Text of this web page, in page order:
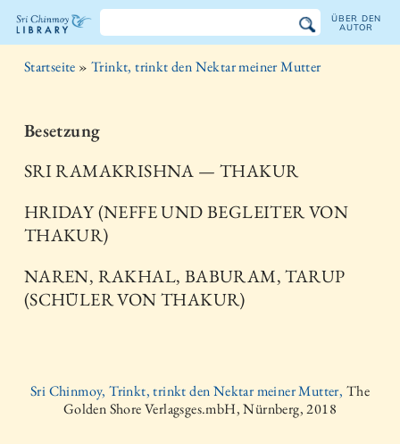
Sri
Bibliothek
ÜBER DEN
AUTOR
Startseite »Trinkt, trinkt den Nektar meiner Mutter
Besetzung
SRI RAMAKRISHNA — THAKUR
HRIDAY (NEFFE UND BEGLEITER VON
THAKUR)
NAREN, RAKHAL, BABURAM, TARUP
(SCHÜLER VON THAKUR)
Sri Chinmoy, Trinkt, trinkt den Nektar meiner Mutter, The
Golden Shore Verlagsges.mbH, Nürnberg, 2018